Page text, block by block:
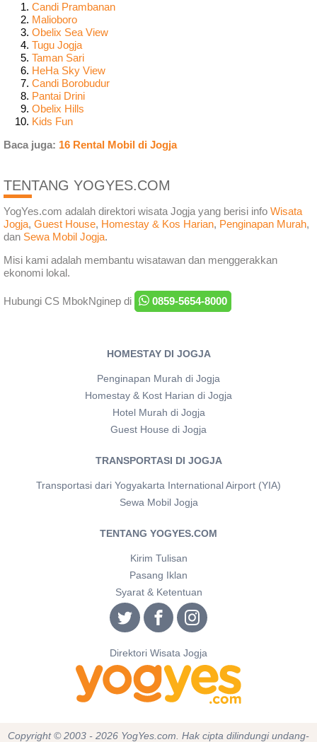
Candi Prambanan
Malioboro
Obelix Sea View
Tugu Jogja
Taman Sari
HeHa Sky View
Candi Borobudur
Pantai Drini
Obelix Hills
Kids Fun
Baca juga: 16 Rental Mobil di Jogja
TENTANG YOGYES.COM
YogYes.com adalah direktori wisata Jogja yang berisi info Wisata
Jogja, Guest House, Homestay & Kos Harian, Penginapan Murah,
dan Sewa Mobil Jogja.
Misi kami adalah membantu wisatawan dan menggerakkan
ekonomi lokal.
Hubungi CS MbokNginep di 0859-5654-8000
HOMESTAY DI JOGJA
Penginapan Murah di Jogja
Homestay & Kost Harian di Jogja
Hotel Murah di Jogja
Guest House di Jogja
TRANSPORTASI DI JOGJA
Transportasi dari Yogyakarta International Airport (YIA)
Sewa Mobil Jogja
TENTANG YOGYES.COM
Kirim Tulisan
Pasang Iklan
Syarat & Ketentuan
Direktori Wisata Jogja
Copyright © 2003 - 2026 YogYes.com. Hak cipta dilindungi undang-